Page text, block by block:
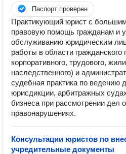
Паспорт проверен
​Практикующий юрист с
правовую помощь гражданам и
обслуживанию юридическим
работы в области гражданского
корпоративного, трудового,
наследственного) и
судебная практика по ведению
юрисдикции, арбитражных
бизнеса при рассмотрении дел
правонарушениях.
Консультации юристов по
учредительные документы